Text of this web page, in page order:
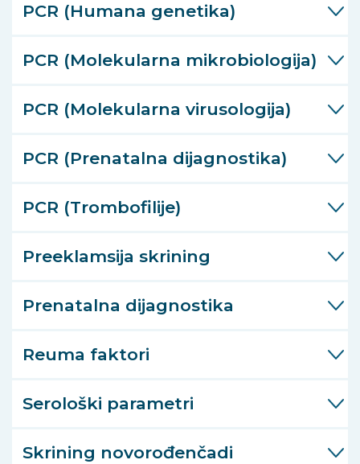
PCR (Humana genetika)
PCR (Molekularna mikrobiologija)
PCR (Molekularna virusologija)
PCR (Prenatalna dijagnostika)
PCR (Trombofilije)
Preeklamsija skrining
Prenatalna dijagnostika
Reuma faktori
Serološki parametri
Skrining novorođenčadi